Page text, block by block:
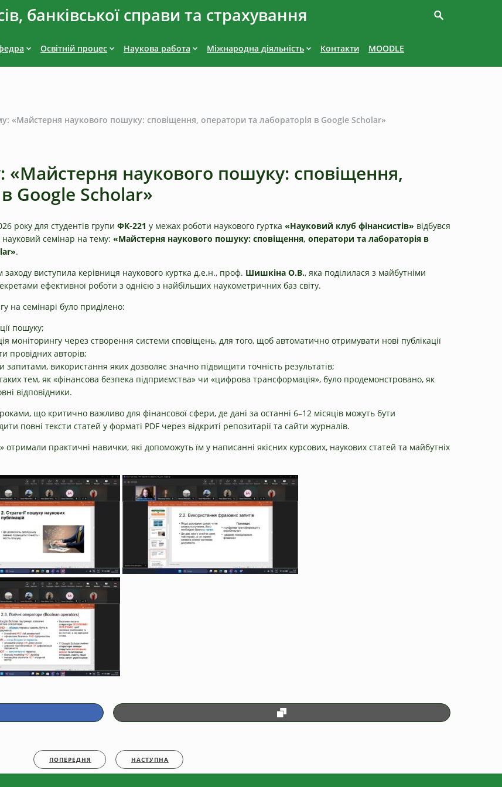
банківської справи та страхування
Освітній процес Наукова работа Міжнародна діяльність Контакти MOODLE
«Майстерня наукового пошуку: сповіщення, оператори та лабораторія в Google Scholar»
«Майстерня наукового пошуку: сповіщення,
Google Scholar»
року для студентів групи ФК-221 у межах роботи наукового гуртка «Науковий клуб фінансистів» відбувся
семінар на тему: «Майстерня наукового пошуку: сповіщення, оператори та лабораторія в
.
заходу виступила керівниця наукового куртка д.е.н., проф. Шишкіна О.В., яка поділилася з майбутніми
ефективної роботи з однією з найбільших наукометричних баз світу.
на семінарі було приділено:
пошуку;
моніторингу через створення системи сповіщень, для того, щоб автоматично отримувати нові публікації
провідних авторів;
використання яких дозволяє значно підвищити точність результатів;
тем, як «фінансова безпека підприємства» чи «цифрова трансформація», було продемонстровано, як
відповідники.
що критично важливо для фінансової сфери, де дані за останні 6–12 місяців можуть бути
повні тексти статей у форматі PDF через відкриті репозитарії та сайти журналів.
отримали практичні навички, які допоможуть їм у написанні якісних курсових, наукових статей та майбутніх
ПОПЕРЕДНЯ НАСТУПНА